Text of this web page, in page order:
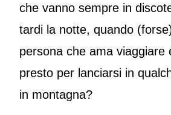
che vanno sempre in
tardi la notte, quando
persona che ama viaggiare
presto per lanciarsi in
in montagna?